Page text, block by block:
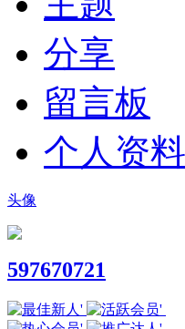
分享
留言板
个人资料
头像
597670721